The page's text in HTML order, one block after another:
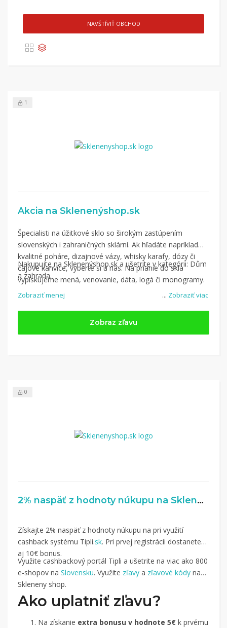
NAVŠTÍVIŤ OBCHOD
1
Akcia na Sklenenýshop.sk
... Zobraziť viac
Špecialisti na úžitkové sklo so širokým zastúpením
slovenských i zahraničných sklární. Ak hľadáte napríklad
kvalitné poháre, dizajnové vázy, whisky karafy, dózy či
čajové kanvice, vyberte si u nás. Na prianie do skla
vypískujeme mená, venovanie, dáta, logá či monogramy.
Nakupujte na Sklenenýshop.sk a ušetrite v kategórii: Dům
a zahrada.
Zobraziť menej
Zobraz zľavu
0
2% naspäť z hodnoty núkupu na Sklenenyshop.sk
Získajte 2% naspäť z hodnoty núkupu na pri využití
cashback systému Tipli.sk. Pri prvej registrácii dostanete
aj 10€ bonus.
Využite cashbackový portál Tipli a ušetrite na viac ako 800
e-shopov na Slovensku. Využite zľavy a zľavové kódy na
Skleneny shop.
Ako uplatniť zľavu?
Na získanie extra bonusu v hodnote 5€ k prvému